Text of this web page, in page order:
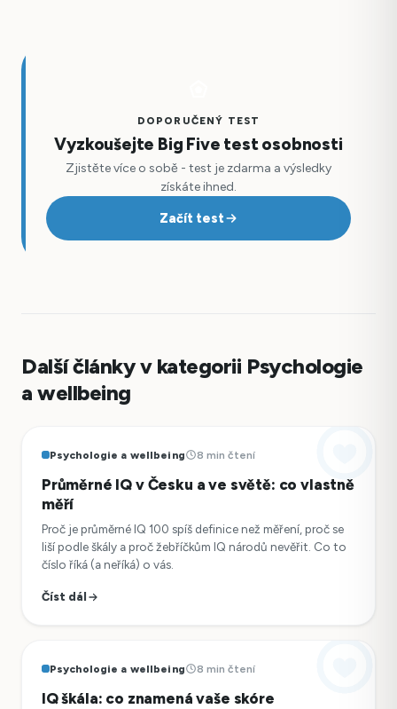
DOPORUČENÝ TEST
Vyzkoušejte Big Five test osobnosti
Zjistěte více o sobě - test je zdarma a výsledky
získáte ihned.
Začít test
Další články v kategorii Psychologie
a wellbeing
Psychologie a wellbeing 8 min čtení
Průměrné IQ v Česku a ve světě: co vlastně
měří
Proč je průměrné IQ 100 spíš definice než měření, proč se
liší podle škály a proč žebříčkům IQ národů nevěřit. Co to
číslo říká (a neříká) o vás.
Číst dál
Psychologie a wellbeing 8 min čtení
IQ škála: co znamená vaše skóre